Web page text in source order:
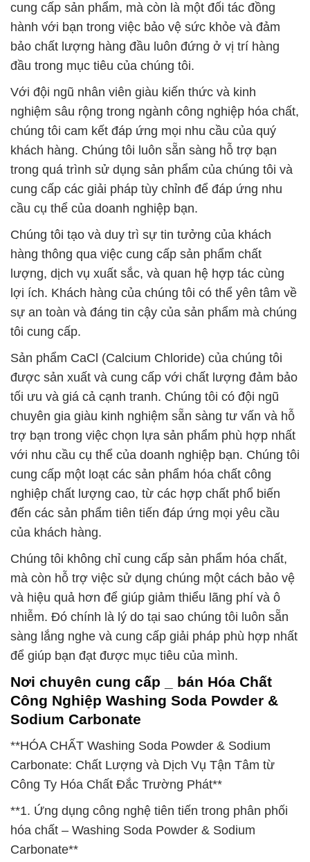
cung cấp sản phẩm, mà còn là một đối tác đồng
hành với bạn trong việc bảo vệ sức khỏe và đảm
bảo chất lượng hàng đầu luôn đứng ở vị trí hàng
đầu trong mục tiêu của chúng tôi.
Với đội ngũ nhân viên giàu kiến thức và kinh
nghiệm sâu rộng trong ngành công nghiệp hóa chất,
chúng tôi cam kết đáp ứng mọi nhu cầu của quý
khách hàng. Chúng tôi luôn sẵn sàng hỗ trợ bạn
trong quá trình sử dụng sản phẩm của chúng tôi và
cung cấp các giải pháp tùy chỉnh để đáp ứng nhu
cầu cụ thể của doanh nghiệp bạn.
Chúng tôi tạo và duy trì sự tin tưởng của khách
hàng thông qua việc cung cấp sản phẩm chất
lượng, dịch vụ xuất sắc, và quan hệ hợp tác cùng
lợi ích. Khách hàng của chúng tôi có thể yên tâm về
sự an toàn và đáng tin cậy của sản phẩm mà chúng
tôi cung cấp.
Sản phẩm CaCl (Calcium Chloride) của chúng tôi
được sản xuất và cung cấp với chất lượng đảm bảo
tối ưu và giá cả cạnh tranh. Chúng tôi có đội ngũ
chuyên gia giàu kinh nghiệm sẵn sàng tư vấn và hỗ
trợ bạn trong việc chọn lựa sản phẩm phù hợp nhất
với nhu cầu cụ thể của doanh nghiệp bạn. Chúng tôi
cung cấp một loạt các sản phẩm hóa chất công
nghiệp chất lượng cao, từ các hợp chất phổ biến
đến các sản phẩm tiên tiến đáp ứng mọi yêu cầu
của khách hàng.
Chúng tôi không chỉ cung cấp sản phẩm hóa chất,
mà còn hỗ trợ việc sử dụng chúng một cách bảo vệ
và hiệu quả hơn để giúp giảm thiểu lãng phí và ô
nhiễm. Đó chính là lý do tại sao chúng tôi luôn sẵn
sàng lắng nghe và cung cấp giải pháp phù hợp nhất
để giúp bạn đạt được mục tiêu của mình.
Nơi chuyên cung cấp _ bán Hóa Chất
Công Nghiệp Washing Soda Powder &
Sodium Carbonate
**HÓA CHẤT Washing Soda Powder & Sodium
Carbonate: Chất Lượng và Dịch Vụ Tận Tâm từ
Công Ty Hóa Chất Đắc Trường Phát**
**1. Ứng dụng công nghệ tiên tiến trong phân phối
hóa chất – Washing Soda Powder & Sodium
Carbonate**